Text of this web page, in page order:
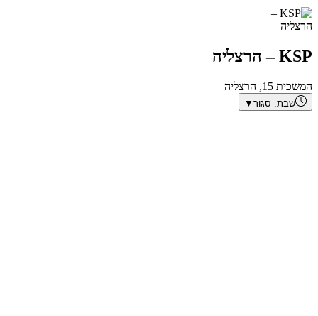
KSP – הרצליה
המשכית 15, הרצליה
שבת: סגור ▼